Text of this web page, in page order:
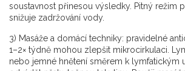
soustavnost přinesou výsledky. Pitný režim
snižuje zadržování vody.
3) Masáže a domácí techniky: pravidelné
1–2× týdně mohou zlepšit mikrocirkulaci.
nebo jemné hnětení směrem k lymfatickým